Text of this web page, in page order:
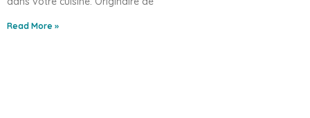
Read More »